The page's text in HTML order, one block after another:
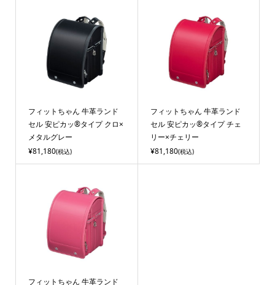
フィットちゃん 牛革ランド
セル 安ピカッ®タイプ クロ×
メタルグレー
¥81,180(税込)
フィットちゃん 牛革ランド
セル 安ピカッ®タイプ チェ
リー×チェリー
¥81,180(税込)
フィットちゃん 牛革ランド